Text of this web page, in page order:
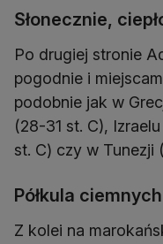
Słonecznie,
Po drugiej stronie
pogodnie i
podobnie jak w
(28-31 st. C),
st. C) czy w Tunezji
Półkula
Z kolei na